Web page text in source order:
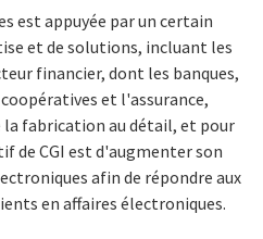
est appuyée par un certain
et de solutions, incluant les
financier, dont les banques,
et l'assurance,
la fabrication au détail, et pour
de CGI est d'augmenter son
afin de répondre aux
en affaires électroniques.